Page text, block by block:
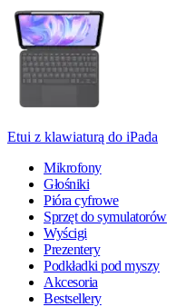
Etui z klawiaturą do iPada
Mikrofony
Głośniki
Pióra cyfrowe
Sprzęt do symulatorów
Wyścigi
Prezentery
Podkładki pod myszy
Akcesoria
Bestsellery